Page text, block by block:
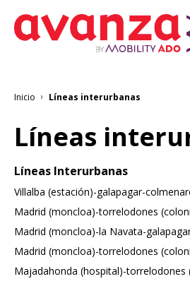
contenido
Sobrescribir
ayuda
a
navegación
Inicio Líneas interurbanas
Líneas
Líneas Interurbanas
Villalba (estación)-galapagar-
Madrid (moncloa)-torrelodones
Madrid (moncloa)-la Navata-
Madrid (moncloa)-torrelodones
Majadahonda (hospital)-